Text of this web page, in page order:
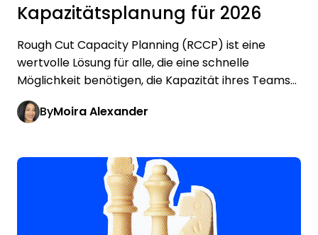
Kapazitätsplanung für 2026
Rough Cut Capacity Planning (RCCP) ist eine
wertvolle Lösung für alle, die eine schnelle
Möglichkeit benötigen, die Kapazität ihres Teams...
ByMoira Alexander